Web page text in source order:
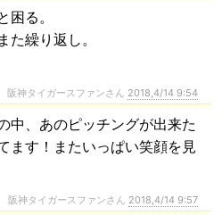
困る。
た繰り返し。
阪神タイガースファンさん 2018,4/14 9:54
中、あのピッチングが出来た
ます！またいっぱい笑顔を見
阪神タイガースファンさん 2018,4/14 9:57